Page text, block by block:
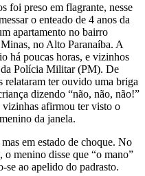
foi preso em flagrante, nesse
o enteado de 4 anos da
apartamento no bairro
no Alto Paranaíba. A
há poucas horas, e vizinhos
da Polícia Militar (PM). De
relataram ter ouvido uma briga
dizendo “não, não, não!”
vizinhas afirmou ter visto o
da janela.
em estado de choque. No
o menino disse que “o mano”
ao apelido do padrasto.